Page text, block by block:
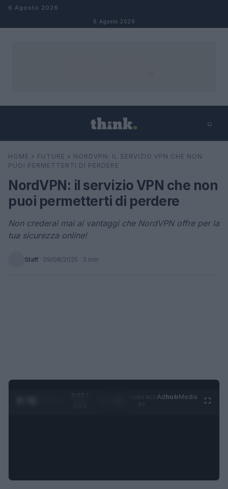
Salta al contenuto
6 Agosto 2026
6 Agosto 2026
⌕
Cerca ⌕
HOME » FUTURE » NORDVPN: IL SERVIZIO VPN CHE NON
PUOI PERMETTERTI DI PERDERE
NordVPN: il servizio VPN che non
puoi permetterti di perdere
Non crederai mai ai vantaggi che NordVPN offre per la
tua sicurezza online!
Staff · 09/08/2025 · 3 min
0:28 /
AdhubMedia